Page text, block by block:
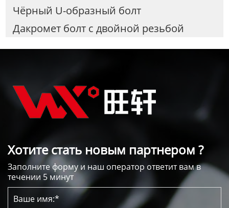
Чёрный U-образный болт
Дакромет болт с двойной резьбой
Хотите стать новым партнером ?
Заполните форму и наш оператор ответит вам в
течении 5 минут